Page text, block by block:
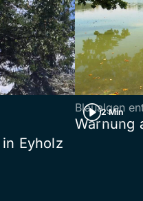
Eyholz
2 Min
Blaualgen
Warnung